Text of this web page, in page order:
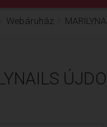
Webáruház